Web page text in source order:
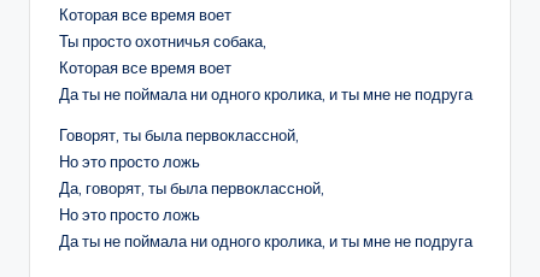
Которая все время воет
Ты просто охотничья собака,
Которая все время воет
Да ты не поймала ни одного кролика, и ты мне не подруга
Говорят, ты была первоклассной,
Но это просто ложь
Да, говорят, ты была первоклассной,
Но это просто ложь
Да ты не поймала ни одного кролика, и ты мне не подруга